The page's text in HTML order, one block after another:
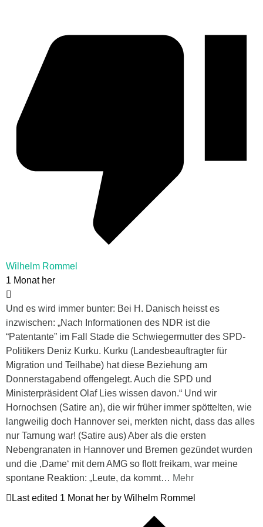
Wilhelm Rommel
1 Monat her
Und es wird immer bunter: Bei H. Danisch heisst es
inzwischen: „Nach Informationen des NDR ist die
“Patentante” im Fall Stade die Schwiegermutter des SPD-
Politikers Deniz Kurku. Kurku (Landesbeauftragter für
Migration und Teilhabe) hat diese Beziehung am
Donnerstagabend offengelegt. Auch die SPD und
Ministerpräsident Olaf Lies wissen davon.“ Und wir
Hornochsen (Satire an), die wir früher immer spöttelten, wie
langweilig doch Hannover sei, merkten nicht, dass das alles
nur Tarnung war! (Satire aus) Aber als die ersten
Nebengranaten in Hannover und Bremen gezündet wurden
und die ‚Dame‘ mit dem AMG so flott freikam, war meine
spontane Reaktion: „Leute, da kommt… Mehr
Last edited 1 Monat her by Wilhelm Rommel